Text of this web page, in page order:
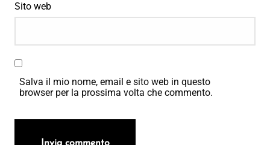
Sito web
Salva il mio nome, email e sito web in questo
browser per la prossima volta che commento.